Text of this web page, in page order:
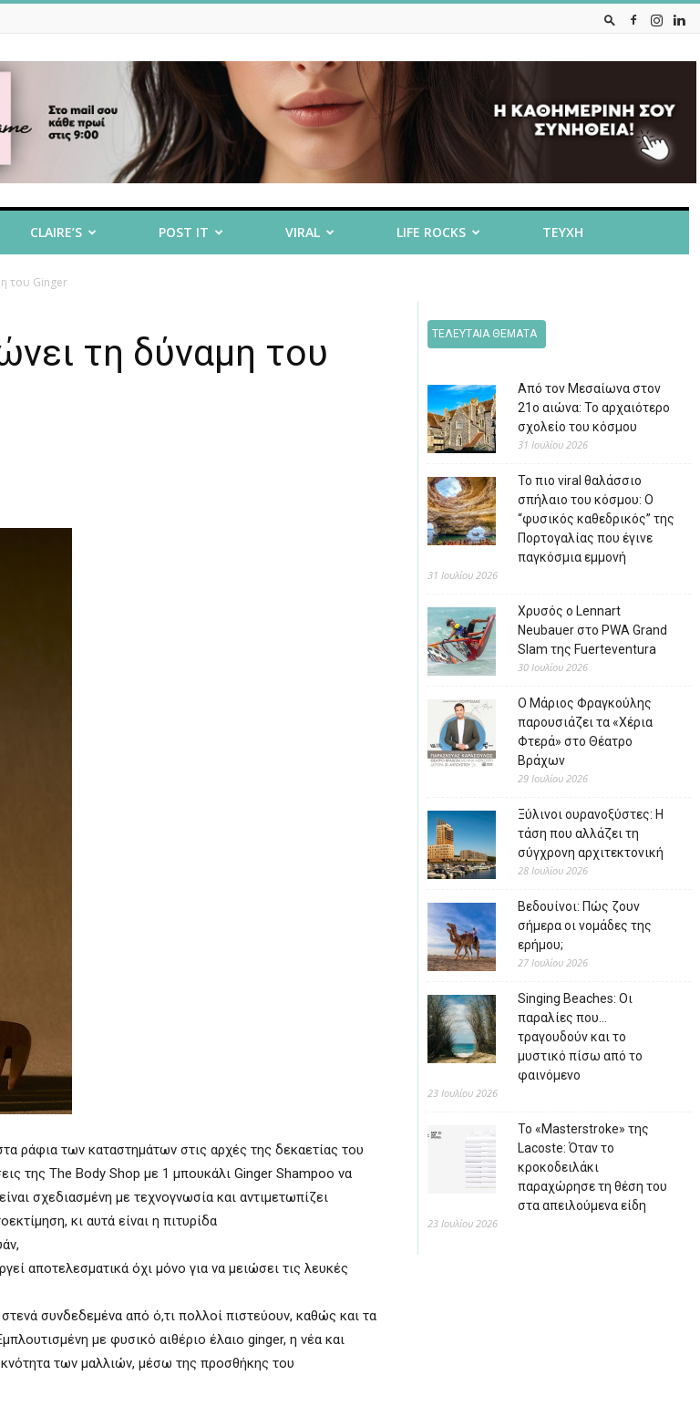
CLAIRE’S POST IT VIRAL LIFE ROCKS ΤΕΥΧΗ
του Ginger
τη δύναμη του
ράφια των καταστημάτων στις αρχές της δεκαετίας του
της The Body Shop με 1 μπουκάλι Ginger Shampoo να
σχεδιασμένη με τεχνογνωσία και αντιμετωπίζει
κι αυτά είναι η πιτυρίδα
αποτελεσματικά όχι μόνο για να μειώσει τις λευκές
συνδεδεμένα από ό,τι πολλοί πιστεύουν, καθώς και τα
με φυσικό αιθέριο έλαιο ginger, η νέα και
των μαλλιών, μέσω της προσθήκης του
ΤΕΛΕΥΤΑΙΑ ΘΕΜΑΤΑ
Από τον Μεσαίωνα στον
21ο αιώνα: Το αρχαιότερο
σχολείο του κόσμου
31 Ιουλίου 2026
Το πιο viral θαλάσσιο
σπήλαιο του κόσμου: Ο
“φυσικός καθεδρικός” της
Πορτογαλίας που έγινε
παγκόσμια εμμονή
31 Ιουλίου 2026
Χρυσός ο Lennart
Neubauer στο PWA Grand
Slam της Fuerteventura
30 Ιουλίου 2026
Ο Μάριος Φραγκούλης
παρουσιάζει τα «Χέρια
Φτερά» στο Θέατρο
Βράχων
29 Ιουλίου 2026
Ξύλινοι ουρανοξύστες: Η
τάση που αλλάζει τη
σύγχρονη αρχιτεκτονική
28 Ιουλίου 2026
Βεδουίνοι: Πώς ζουν
σήμερα οι νομάδες της
ερήμου;
27 Ιουλίου 2026
Singing Beaches: Οι
παραλίες που…
τραγουδούν και το
μυστικό πίσω από το
φαινόμενο
23 Ιουλίου 2026
Το «Masterstroke» της
Lacoste: Όταν το
κροκοδειλάκι
παραχώρησε τη θέση του
στα απειλούμενα είδη
23 Ιουλίου 2026